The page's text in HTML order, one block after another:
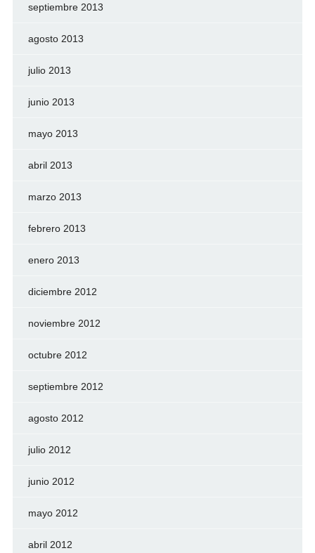
septiembre 2013
agosto 2013
julio 2013
junio 2013
mayo 2013
abril 2013
marzo 2013
febrero 2013
enero 2013
diciembre 2012
noviembre 2012
octubre 2012
septiembre 2012
agosto 2012
julio 2012
junio 2012
mayo 2012
abril 2012